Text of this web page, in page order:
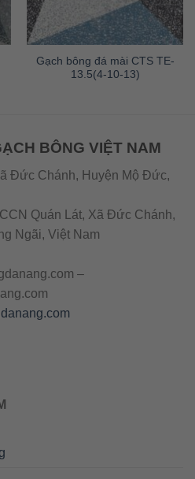
Gạch bông đá mài CTS TE-
13.5(4-10-13)
BÔNG VIỆT NAM
Đức Chánh, Huyện Mộ Đức,
CCN Quán Lát, Xã Đức Chánh,
Ngãi, Việt Nam
–